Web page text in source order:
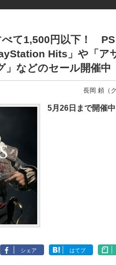
べて1,500円以下！
Hits」や「
」などのセール開催中
長岡 頼（
5月26日まで開催中
シェア はてブ